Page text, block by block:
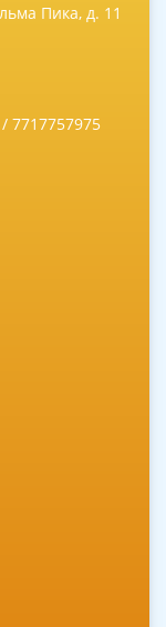
Пика, д. 11
7717757975